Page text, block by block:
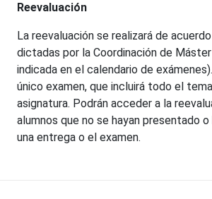
Reevaluación
La reevaluación se realizará de
dictadas por la Coordinación de
indicada en el calendario de
único examen, que incluirá todo el
asignatura. Podrán acceder a la
alumnos que no se hayan presentado
una entrega o el examen.